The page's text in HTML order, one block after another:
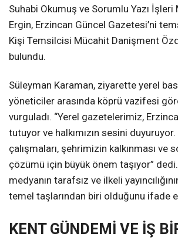
Suhabi Okumuş ve Sorumlu Yazı İşleri
Ergin, Erzincan Güncel Gazetesi’ni
Kişi Temsilcisi Mücahit Danişment
bulundu.
Süleyman Karaman, ziyarette yerel
yöneticiler arasında köprü vazifesi
vurguladı. “Yerel gazetelerimiz,
tutuyor ve halkımızın sesini
çalışmaları, şehrimizin kalkınması ve
çözümü için büyük önem taşıyor”
medyanın tarafsız ve ilkeli
temel taşlarından biri olduğunu ifade
KENT GÜNDEMİ VE İŞ